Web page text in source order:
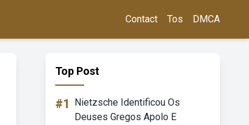
Contact Tos DMCA
Top Post
#1
Nietzsche Identificou Os
Deuses Gregos Apolo E